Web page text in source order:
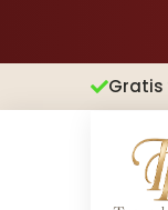
Gratis